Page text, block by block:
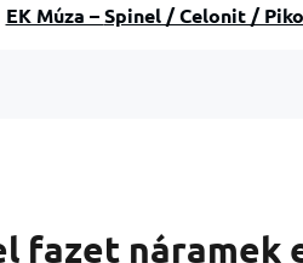
EK Múza – Spinel / Celonit
fazet náramek